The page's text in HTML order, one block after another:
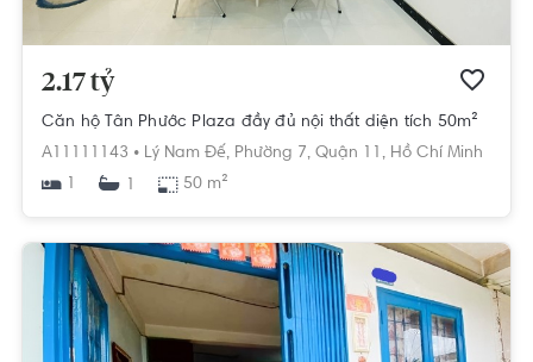
2.17 tỷ
Căn hộ Tân Phước Plaza đầy đủ nội thất diện tích 50m²
A11111143 • Lý Nam Đế, Phường 7, Quận 11, Hồ Chí Minh
1
50 m²